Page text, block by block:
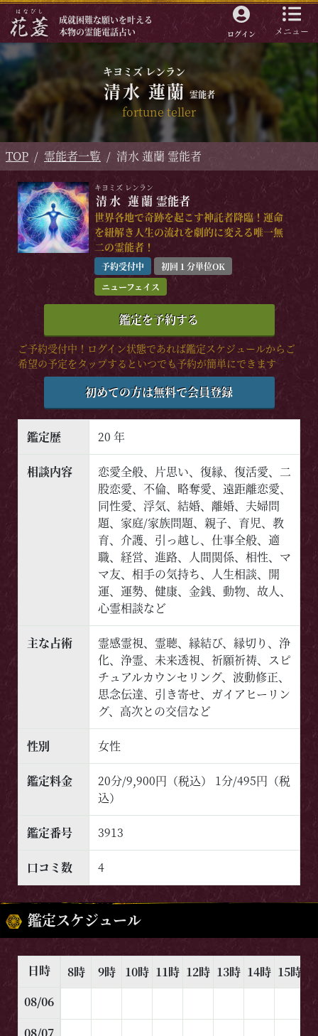
メニュー
成就困難な願いを叶える
本物の霊能電話占い
ログイン
清水 蓮蘭
キヨミズ レンラン
霊能者
fortune teller
TOP 霊能者一覧 清水 蓮蘭 霊能者
清水 蓮蘭
キヨミズ レンラン
霊能者
世界各地で奇跡を起こす神託者降臨！運命
を紐解き人生の流れを劇的に変える唯一無
二の霊能者！
予約受付中
初回１分単位OK
ニューフェイス
鑑定を予約する
ご予約受付中！ログイン状態であれば鑑定スケジュールからご
希望の予定をタップするといつでも予約が簡単にできます
初めての方は無料で会員登録
鑑定歴 20 年
相談内容
恋愛全般、片思い、復縁、復活愛、二
股恋愛、不倫、略奪愛、遠距離恋愛、
同性愛、浮気、結婚、離婚、夫婦問
題、家庭/家族問題、親子、育児、教
育、介護、引っ越し、仕事全般、適
職、経営、進路、人間関係、相性、マ
マ友、相手の気持ち、人生相談、開
運、運勢、健康、金銭、動物、故人、
心霊相談など
主な占術
霊感霊視、霊聴、縁結び、縁切り、浄
化、浄霊、未来透視、祈願祈祷、スピ
チュアルカウンセリング、波動修正、
思念伝達、引き寄せ、ガイアヒーリン
グ、高次との交信など
性別 女性
鑑定料金
20分/9,900円（税込） 1分/495円（税
込）
鑑定番号 3913
口コミ数 4
鑑定スケジュール
日時
08/06
8時 9時 10時 11時 12時 13時 14時 15時